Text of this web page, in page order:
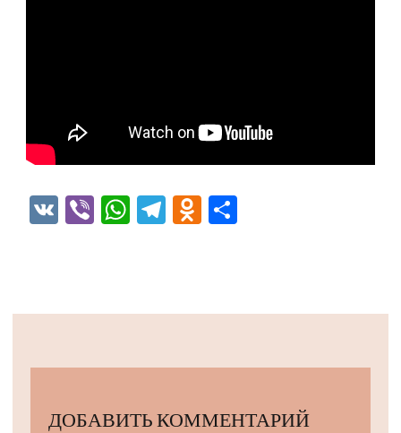
VK ViberWhatsApp
Telegram
Odnoklassniki
ДОБАВИТЬ КОММЕНТАРИЙ